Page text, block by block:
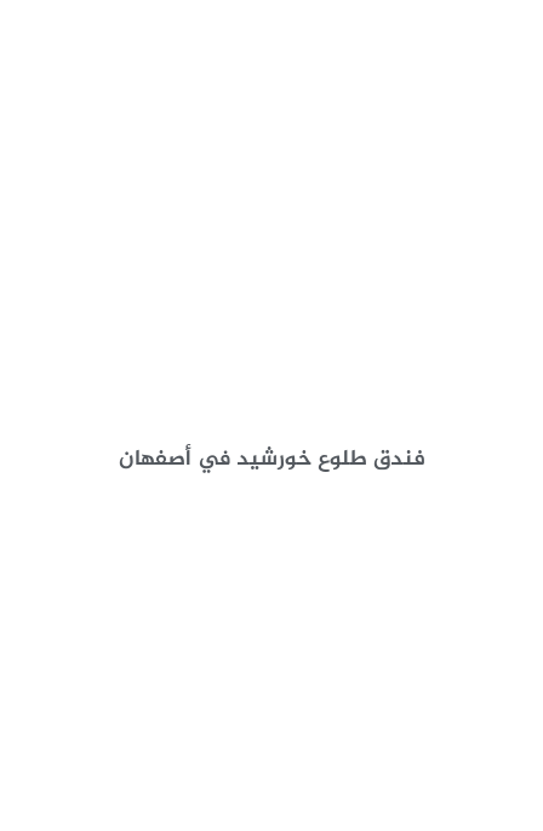
فندق طلوع خورشيد في أصفهان